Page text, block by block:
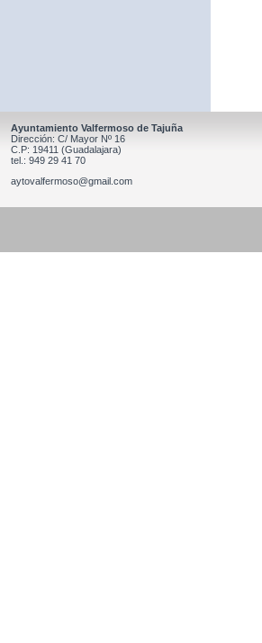
Ayuntamiento Valfermoso de Tajuña
Dirección: C/ Mayor Nº 16
C.P: 19411 (Guadalajara)
tel.: 949 29 41 70
aytovalfermoso@gmail.com